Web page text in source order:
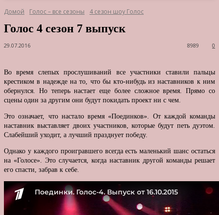
Домой Голос – все сезоны 4 сезон шоу Голос
Голос 4 сезон 7 выпуск
29.07.2016 0
8989
Во время слепых прослушиваний все участники ставили пальцы
крестиком в надежде на то, что бы кто-нибудь из наставников к ним
обернулся. Но теперь настает еще более сложное время. Прямо со
сцены один за другим они будут покидать проект ни с чем.
Это означает, что настало время «Поединков». От каждой команды
наставник выставляет двоих участников, которые будут петь дуэтом.
Слабейший уходит, а лучший празднует победу.
Однако у каждого проигравшего всегда есть маленький шанс остаться
на «Голосе». Это случается, когда наставник другой команды решает
его спасти, забрав к себе.